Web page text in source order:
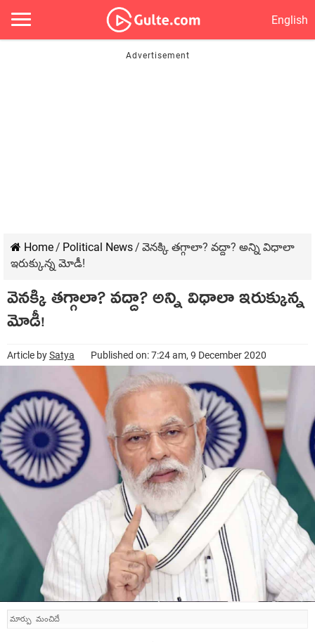
English
Home/ Political News/ వెన‌క్కి త‌గ్గాలా? వ‌ద్దా? అన్ని విధాలా
ఇరుక్కున్న మోడీ!
వెన‌క్కి త‌గ్గాలా? వ‌ద్దా? అన్ని విధాలా ఇరుక్కున్న
మోడీ!
Article bySatya Published on: 7:24 am, 9 December 2020
మార్పు మంచిదే